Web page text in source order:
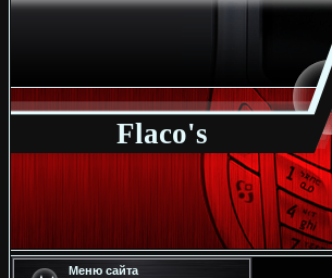
Flaco's
Меню сайта